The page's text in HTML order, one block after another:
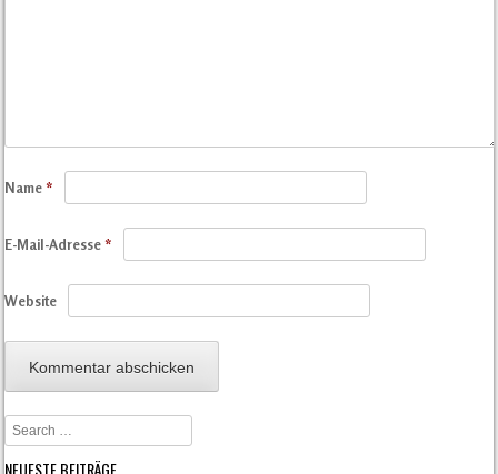
Name*
E-Mail-Adresse*
Website
Search
NEUESTE BEITRÄGE